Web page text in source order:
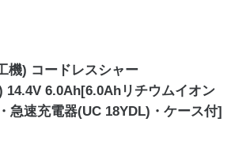
機) コードレスシャー
14.4V 6.0Ah[6.0Ahリチウムイオン
急速充電器(UC 18YDL)・ケース付]